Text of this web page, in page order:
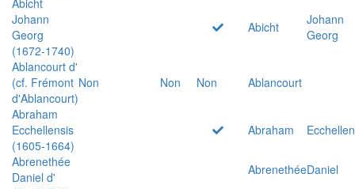
Johann
Georg
(1672-1740)
Abicht
Johann
Georg
Ablancourt d'
(cf. Frémont
d'Ablancourt)
Non Non Non
Ablancourt
Abraham
Ecchellensis
(1605-1664)
Abraham
Abrenethée
Daniel d'
AbrenethéeDaniel